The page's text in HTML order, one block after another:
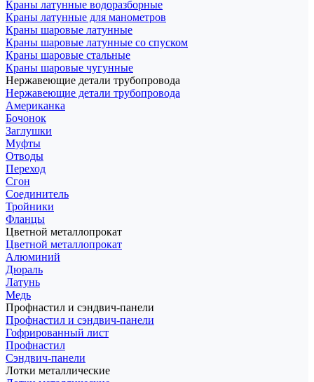
Краны латунные водоразборные
Краны латунные для манометров
Краны шаровые латунные
Краны шаровые латунные со спуском
Краны шаровые стальные
Краны шаровые чугунные
Нержавеющие детали трубопровода
Нержавеющие детали трубопровода
Американка
Бочонок
Заглушки
Муфты
Отводы
Переход
Сгон
Соединитель
Тройники
Фланцы
Цветной металлопрокат
Цветной металлопрокат
Алюминий
Дюраль
Латунь
Медь
Профнастил и сэндвич-панели
Профнастил и сэндвич-панели
Гофрированный лист
Профнастил
Сэндвич-панели
Лотки металлические